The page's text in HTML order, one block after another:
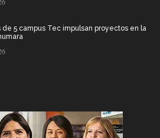
de 5 campus Tec impulsan proyectos en la